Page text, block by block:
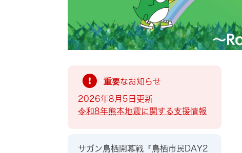
重要なお知らせ
2026年8月5日更新
令和8年熊本地震に関する支援情報
サガン鳥栖開幕戦『鳥栖市民DAY2